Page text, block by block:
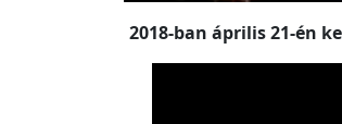
2018-ban április 21-én